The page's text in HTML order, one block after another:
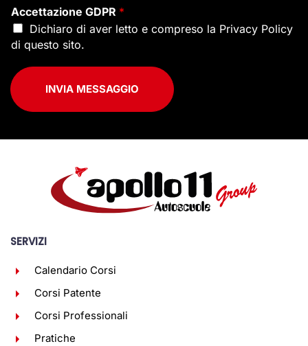
Accettazione GDPR *
Dichiaro di aver letto e compreso la Privacy Policy
di questo sito.
INVIA MESSAGGIO
SERVIZI
Calendario Corsi
Corsi Patente
Corsi Professionali
Pratiche